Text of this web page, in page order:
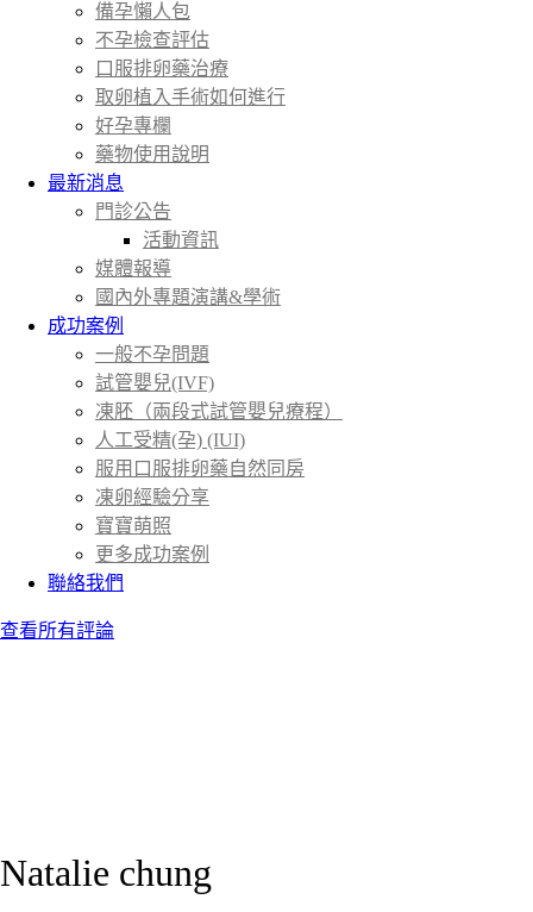
備孕懶人包
不孕檢查評估
口服排卵藥治療
取卵植入手術如何進行
好孕專欄
藥物使用說明
最新消息
門診公告
活動資訊
媒體報導
國內外專題演講&學術
成功案例
一般不孕問題
試管嬰兒(IVF)
凍胚（兩段式試管嬰兒療程）
人工受精(孕) (IUI)
服用口服排卵藥自然同房
凍卵經驗分享
寶寶萌照
更多成功案例
聯絡我們
查看所有評論
Natalie chung